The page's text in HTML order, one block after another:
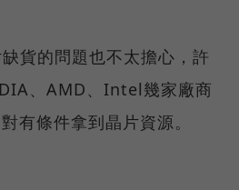
貨的問題也不太擔心，許
、AMD、Intel幾家廠商
有條件拿到晶片資源。